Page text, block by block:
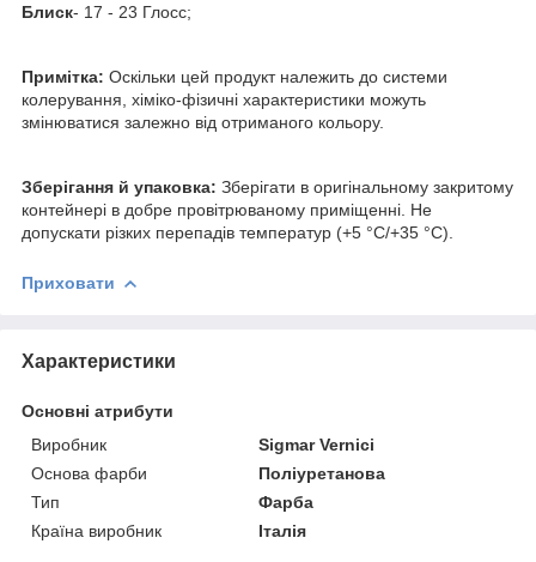
Блиск- 17 - 23 Глосс;
Примітка: Оскільки цей продукт належить до системи
колерування, хіміко-фізичні характеристики можуть
змінюватися залежно від отриманого кольору.
Зберігання й упаковка: Зберігати в оригінальному закритому
контейнері в добре провітрюваному приміщенні. Не
допускати різких перепадів температур (+5 °C/+35 °C).
Приховати
Характеристики
Основні атрибути
Виробник
Sigmar Vernici
Основа фарби
Поліуретанова
Тип
Фарба
Країна виробник
Італія